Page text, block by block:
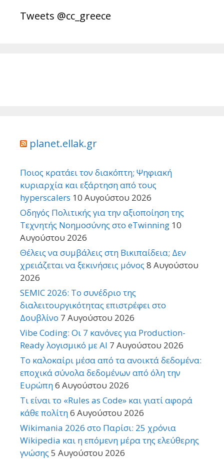
Tweets @cc_greece
planet.ellak.gr
Ποιος κρατάει τον διακόπτη; Ψηφιακή
κυριαρχία και εξάρτηση από τους
hyperscalers 10 Αυγούστου 2026
Οδηγός Πολιτικής για την αξιοποίηση της
Τεχνητής Νοημοσύνης στο eTwinning 10
Αυγούστου 2026
Θέλεις να συμβάλεις στη Βικιπαίδεια; Δεν
χρειάζεται να ξεκινήσεις μόνος 8 Αυγούστου
2026
SEMIC 2026: Το συνέδριο της
διαλειτουργικότητας επιστρέφει στο
Δουβλίνο 7 Αυγούστου 2026
Vibe Coding: Οι 7 κανόνες για Production-
Ready λογισμικό με AI 7 Αυγούστου 2026
Το καλοκαίρι μέσα από τα ανοικτά δεδομένα:
εποχικά σύνολα δεδομένων από όλη την
Ευρώπη6 Αυγούστου 2026
Τι είναι το «Rules as Code» και γιατί αφορά
κάθε πολίτη6 Αυγούστου 2026
Wikimania 2026 στο Παρίσι: 25 χρόνια
Wikipedia και η επόμενη μέρα της ελεύθερης
γνώσης 5 Αυγούστου 2026